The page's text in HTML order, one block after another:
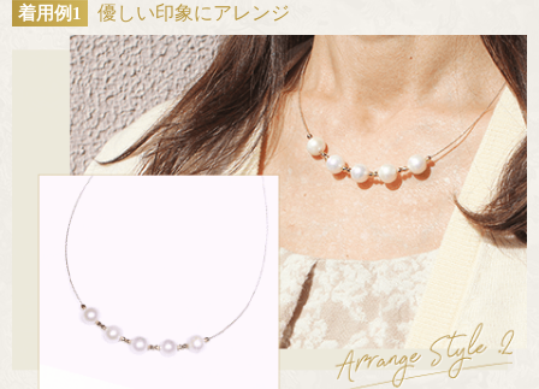
着用例1 優しい印象にアレンジ